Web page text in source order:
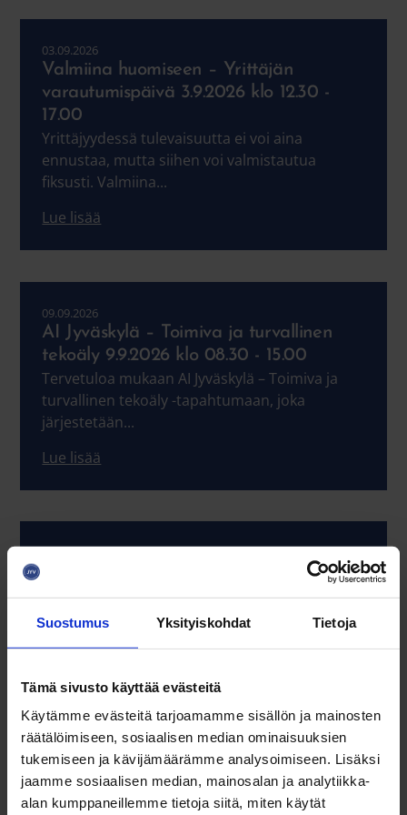
Suostumus Yksityiskohdat Tietoja
Tämä sivusto käyttää evästeitä
Käytämme evästeitä tarjoamamme sisällön ja mainosten
räätälöimiseen, sosiaalisen median ominaisuuksien
tukemiseen ja kävijämäärämme analysoimiseen. Lisäksi
jaamme sosiaalisen median, mainosalan ja analytiikka-
alan kumppaneillemme tietoja siitä, miten käytät
Valmiina huomiseen – Yrittäjän
varautumispäivä 3.9.2026 klo 12.30 -
17.00
03.09.2026
Yrittäjyydessä tulevaisuutta ei voi aina
ennustaa, mutta siihen voi valmistautua
fiksusti. Valmiina...
Lue lisää
AI Jyväskylä – Toimiva ja turvallinen
tekoäly 9.9.2026 klo 08.30 - 15.00
09.09.2026
Tervetuloa mukaan AI Jyväskylä – Toimiva ja
turvallinen tekoäly -tapahtumaan, joka
järjestetään...
Lue lisää
kansainväliseen kasvuun ja
innovaatioihin 15.9.2026 klo 12.00 - 17.00
15.09.2026
optimaaliset...
Lue lisää